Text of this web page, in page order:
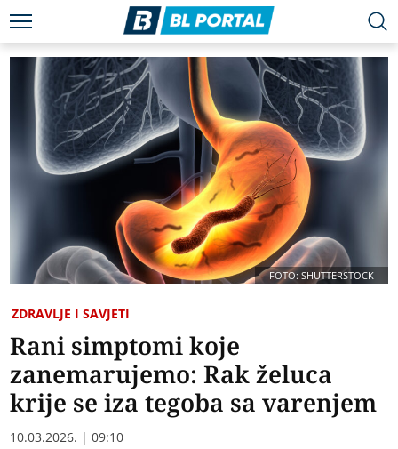
FOTO: SHUTTERSTOCK
ZDRAVLJE I SAVJETI
Rani simptomi koje
zanemarujemo: Rak želuca
krije se iza tegoba sa varenjem
10.03.2026. | 09:10